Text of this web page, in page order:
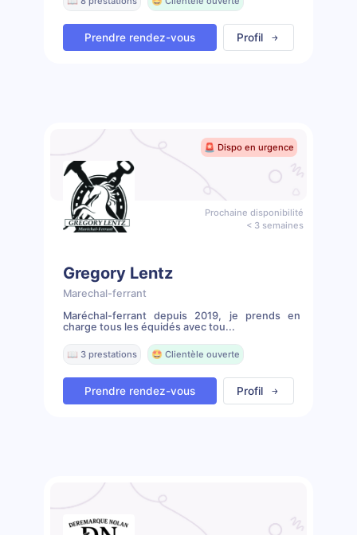
Prendre rendez-vous Profil
🚨 Dispo en urgence
Prochaine disponibilité
< 3 semaines
Gregory Lentz
Marechal-ferrant
Maréchal-ferrant depuis 2019, je prends en
charge tous les équidés avec tou...
📖 3 prestations 🤩 Clientèle ouverte
Prendre rendez-vous Profil